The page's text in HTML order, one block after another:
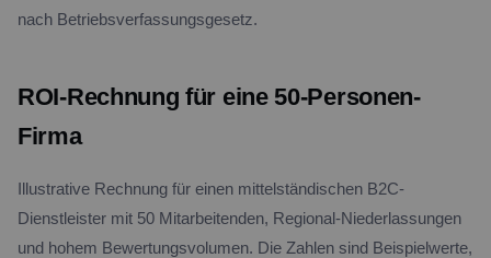
nach Betriebsverfassungsgesetz.
ROI-Rechnung für eine 50-Personen-
Firma
Illustrative Rechnung für einen mittelständischen B2C-
Dienstleister mit 50 Mitarbeitenden, Regional-Niederlassungen
und hohem Bewertungsvolumen. Die Zahlen sind Beispielwerte,